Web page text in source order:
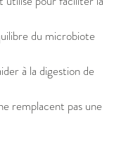
du microbiote
à la digestion de
remplacent pas une